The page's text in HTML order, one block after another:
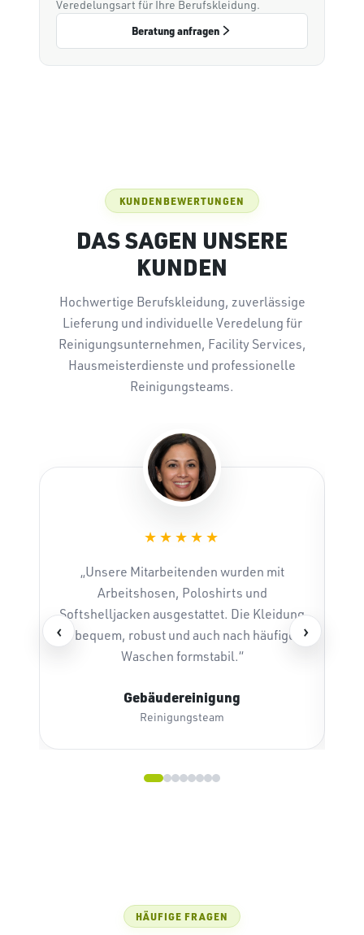
Veredelungsart für Ihre Berufskleidung.
Beratung anfragen
KUNDENBEWERTUNGEN
DAS SAGEN UNSERE
KUNDEN
Hochwertige Berufskleidung, zuverlässige
Lieferung und individuelle Veredelung für
Reinigungsunternehmen, Facility Services,
Hausmeisterdienste und professionelle
Reinigungsteams.
‹
★★★★★
„Unsere Mitarbeitenden wurden mit
Arbeitshosen, Poloshirts und
Softshelljacken ausgestattet. Die Kleidung
ist bequem, robust und auch nach häufigem
Waschen formstabil.“
Gebäudereinigung
Reinigungsteam
›
HÄUFIGE FRAGEN